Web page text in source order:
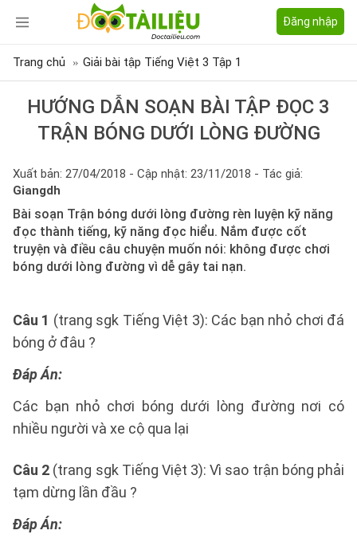
Đăng nhập
Trang chủ Giải bài tập Tiếng Việt 3 Tập 1
HƯỚNG DẪN SOẠN BÀI TẬP ĐỌC 3
TRẬN BÓNG DƯỚI LÒNG ĐƯỜNG
Xuất bản: 27/04/2018 - Cập nhật: 23/11/2018 - Tác giả:
Giangdh
Bài soạn Trận bóng dưới lòng đường rèn luyện kỹ năng
đọc thành tiếng, kỹ năng đọc hiểu. Nắm được cốt
truyện và điều câu chuyện muốn nói: không được chơi
bóng dưới lòng đường vì dễ gây tai nạn.
Câu 1 (trang sgk Tiếng Việt 3): Các bạn nhỏ chơi đá
bóng ở đâu ?
Đáp Án:
Các bạn nhỏ chơi bóng dưới lòng đường nơi có
nhiều người và xe cộ qua lại
Câu 2 (trang sgk Tiếng Việt 3): Vì sao trận bóng phải
tạm dừng lần đầu ?
Đáp Án: